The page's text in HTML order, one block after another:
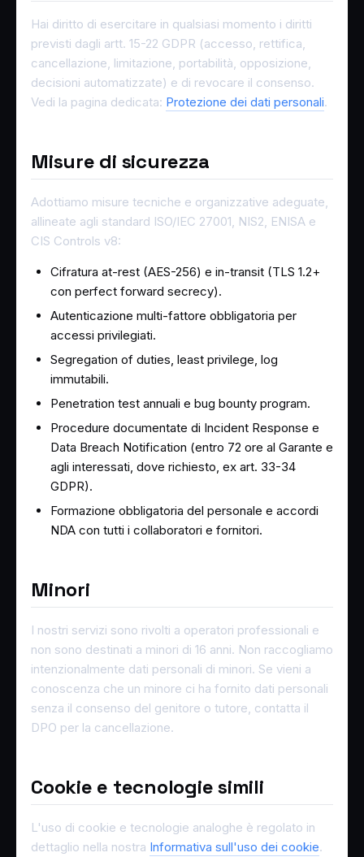
Hai diritto di esercitare in qualsiasi momento i diritti
previsti dagli artt. 15-22 GDPR (accesso, rettifica,
cancellazione, limitazione, portabilità, opposizione,
decisioni automatizzate) e di revocare il consenso.
Vedi la pagina dedicata: Protezione dei dati personali.
Misure di sicurezza
Adottiamo misure tecniche e organizzative adeguate,
allineate agli standard ISO/IEC 27001, NIS2, ENISA e
CIS Controls v8:
Cifratura at-rest (AES-256) e in-transit (TLS 1.2+
con perfect forward secrecy).
Autenticazione multi-fattore obbligatoria per
accessi privilegiati.
Segregation of duties, least privilege, log
immutabili.
Penetration test annuali e bug bounty program.
Procedure documentate di Incident Response e
Data Breach Notification (entro 72 ore al Garante e
agli interessati, dove richiesto, ex art. 33-34
GDPR).
Formazione obbligatoria del personale e accordi
NDA con tutti i collaboratori e fornitori.
Minori
I nostri servizi sono rivolti a operatori professionali e
non sono destinati a minori di 16 anni. Non raccogliamo
intenzionalmente dati personali di minori. Se vieni a
conoscenza che un minore ci ha fornito dati personali
senza il consenso del genitore o tutore, contatta il
DPO per la cancellazione.
Cookie e tecnologie simili
L'uso di cookie e tecnologie analoghe è regolato in
dettaglio nella nostra Informativa sull'uso dei cookie.